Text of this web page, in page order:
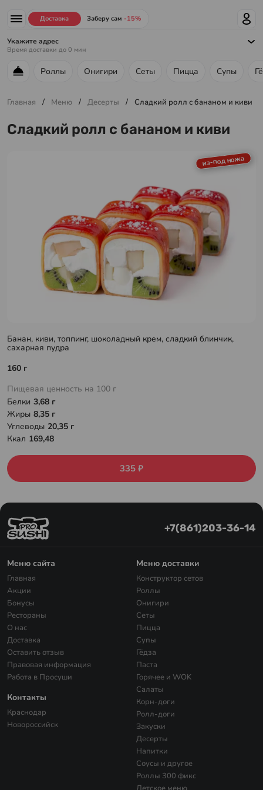
Доставка Заберу сам -15%
Укажите адрес
Время доставки до 0 мин
Меню ресторана
Роллы Онигири Сеты Пицца Супы
Главная / Меню / Десерты / Сладкий ролл с бананом и киви
Сладкий ролл с бананом и киви
из-под ножа
Банан, киви, топпинг, шоколадный крем, сладкий блинчик,
сахарная пудра
160 г
Пищевая ценность на 100 г
Белки 3,68 г
Жиры 8,35 г
Углеводы 20,35 г
Ккал 169,48
335 ₽
+7(861)203-36-14
Меню сайта
Главная
Акции
Бонусы
Рестораны
О нас
Доставка
Оставить отзыв
Правовая информация
Работа в Просуши
Контакты
Краснодар
Новороссийск
Меню доставки
Конструктор сетов
Роллы
Онигири
Сеты
Пицца
Супы
Гёдза
Паста
Горячее и WOK
Салаты
Корн-доги
Ролл-доги
Закуски
Десерты
Напитки
Соусы и другое
Роллы 300 фикс